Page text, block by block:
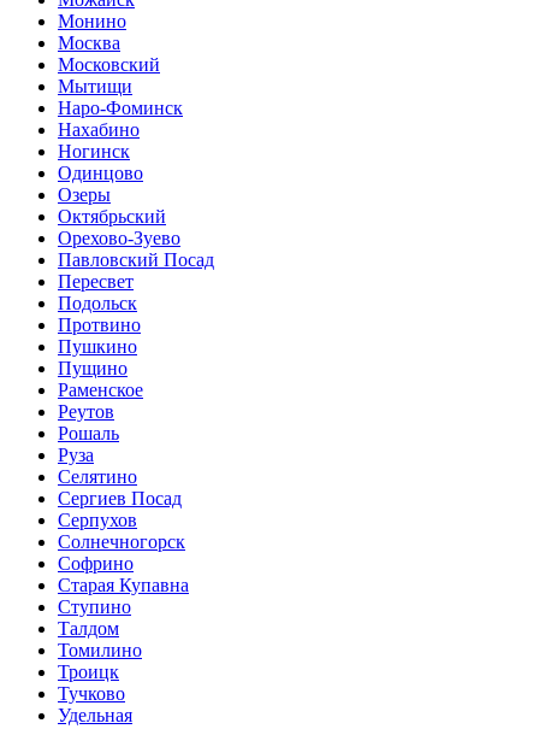
Монино
Москва
Московский
Мытищи
Наро-Фоминск
Нахабино
Ногинск
Одинцово
Озеры
Октябрьский
Орехово-Зуево
Павловский Посад
Пересвет
Подольск
Протвино
Пушкино
Пущино
Раменское
Реутов
Рошаль
Руза
Селятино
Сергиев Посад
Серпухов
Солнечногорск
Софрино
Старая Купавна
Ступино
Талдом
Томилино
Троицк
Тучково
Удельная